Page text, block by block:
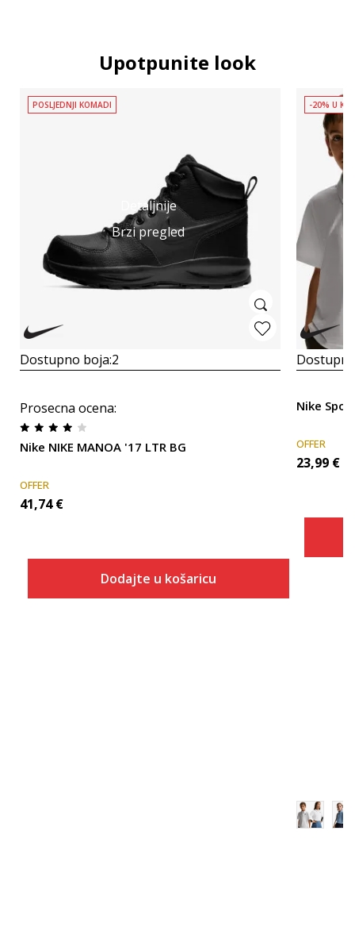
Upotpunite look
Detaljnije
Brzi pregled
POSLJEDNJI KOMADI
Dostupno boja:2
Prosecna ocena:
Nike NIKE MANOA '17 LTR BG
OFFER
41,74 €
Dodajte u košaricu
-20% U
Nike
OFFER
23,99 €